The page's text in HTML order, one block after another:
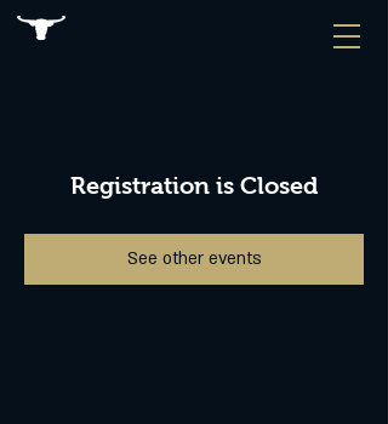
Registration is Closed
See other events